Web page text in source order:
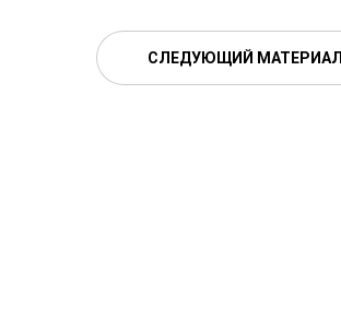
СЛЕДУЮЩИЙ МАТЕРИАЛ